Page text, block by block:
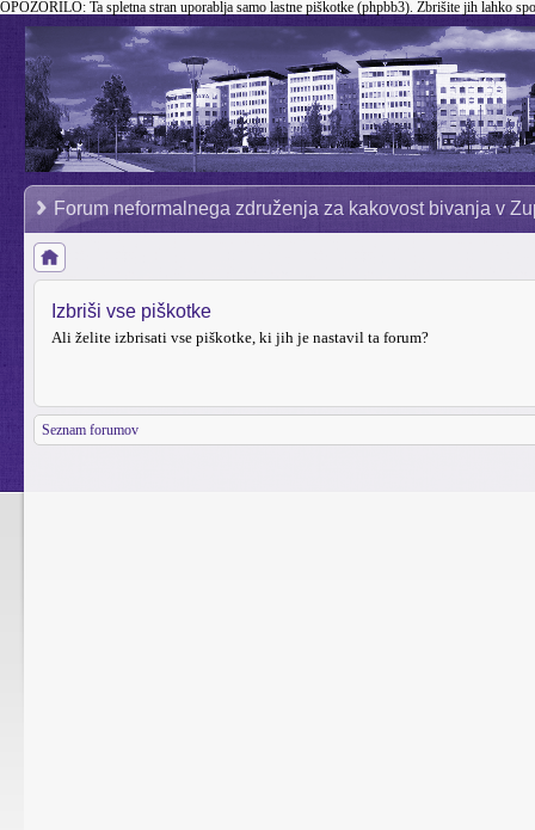
OPOZORILO: Ta spletna stran uporablja samo lastne piškotke (phpbb3). Zbrišite jih lahko
Forum neformalnega združenja za kakovost bivanja v
Izbriši vse piškotke
Ali želite izbrisati vse piškotke, ki jih je nastavil ta forum?
Seznam forumov